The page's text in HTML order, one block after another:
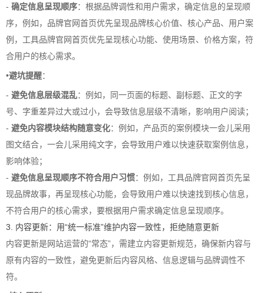
- 确定信息呈现顺序：根据品牌调性和用户需求，确定信息的呈现顺
序，例如，品牌官网首页优先呈现品牌核心价值、核心产品、用户案
例，工具品牌官网首页优先呈现核心功能、使用场景、价格方案，符
合用户的核心需求。
•避坑提醒：
- 避免信息层级混乱：例如，同一页面的标题、副标题、正文的字
号、字重差异过大或过小，会导致信息层级不清晰，影响用户阅读；
- 避免内容模块结构随意变化：例如，产品页的案例模块一会儿采用
图文结合，一会儿采用纯文字，会导致用户难以快速获取案例信息，
影响体验；
- 避免信息呈现顺序不符合用户习惯：例如，工具品牌官网首页先呈
现品牌故事，再呈现核心功能，会导致用户难以快速找到核心信息，
不符合用户的核心需求，要根据用户需求确定信息呈现顺序。
3. 内容更新：用“统一标准”维护内容一致性，拒绝随意更新
内容更新是网站运营的“常态”，需建立内容更新规范，确保新内容与
原有内容的一致性，避免更新后内容风格、信息逻辑与品牌调性不
符。